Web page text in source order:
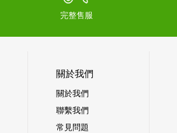
完整售服
關於我們
關於我們
聯繫我們
常見問題